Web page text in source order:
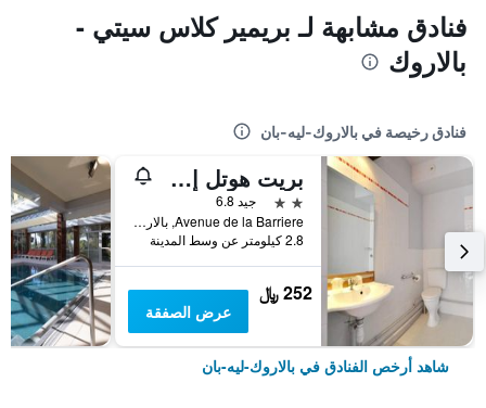
فنادق مشابهة لـ بريمير كلاس سيتي -
بالاروك
فنادق رخيصة في بالاروك-ليه-بان
بريت هوتل إسينثيال سيت بالاروك
2 نجمتين
جيد 6.8
Avenue de la Barriere, بالاروك-ليه-بان, إقليم هيرولت, فرنسا
2.8 كيلومتر عن وسط المدينة
252 ﷼
عرض الصفقة
شاهد أرخص الفنادق في بالاروك-ليه-بان